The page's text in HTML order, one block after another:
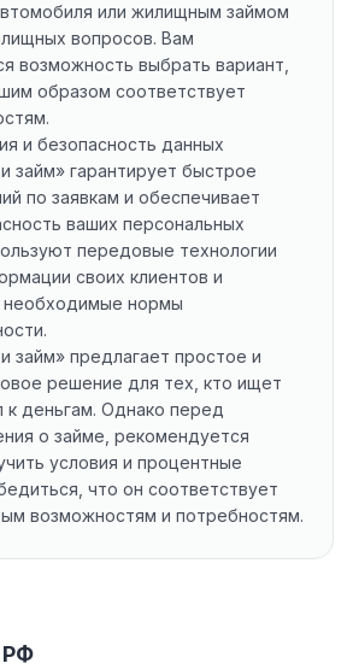
или жилищным займом
вопросов. Вам
возможность выбрать вариант,
образом соответствует
и безопасность данных
гарантирует быстрое
по заявкам и обеспечивает
ваших персональных
передовые технологии
своих клиентов и
нормы
предлагает простое и
решение для тех, кто ищет
к деньгам. Однако перед
о займе, рекомендуется
условия и процентные
что он соответствует
возможностям и потребностям.
РФ